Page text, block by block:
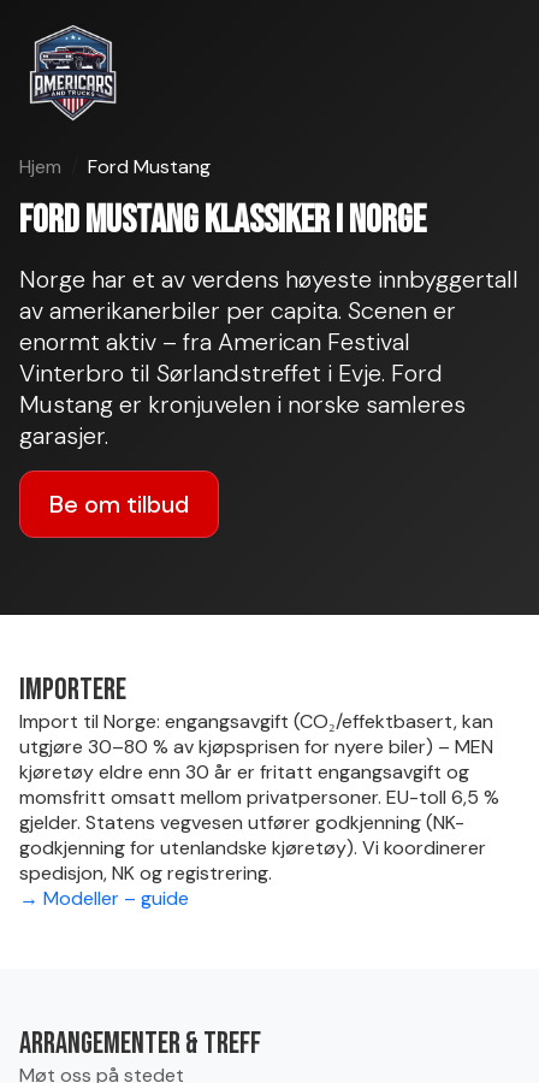
Hjem Ford Mustang
Ford Mustang klassiker i Norge
Norge har et av verdens høyeste innbyggertall
av amerikanerbiler per capita. Scenen er
enormt aktiv – fra American Festival
Vinterbro til Sørlandstreffet i Evje. Ford
Mustang er kronjuvelen i norske samleres
garasjer.
Be om tilbud
Importere
Import til Norge: engangsavgift (CO₂/effektbasert, kan
utgjøre 30–80 % av kjøpsprisen for nyere biler) – MEN
kjøretøy eldre enn 30 år er fritatt engangsavgift og
momsfritt omsatt mellom privatpersoner. EU-toll 6,5 %
gjelder. Statens vegvesen utfører godkjenning (NK-
godkjenning for utenlandske kjøretøy). Vi koordinerer
spedisjon, NK og registrering.
→ Modeller – guide
Arrangementer & treff
Møt oss på stedet